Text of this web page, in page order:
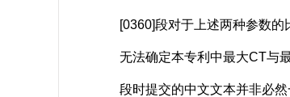
[0360]段对于上述两种参数的
无法确定本专利中最大CT与
段时提交的中文文本并非必